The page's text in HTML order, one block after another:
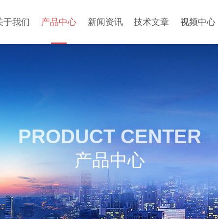
于我们 产品中心 新闻资讯 技术文章 视频中心
PRODUCT CENTER
产品中心